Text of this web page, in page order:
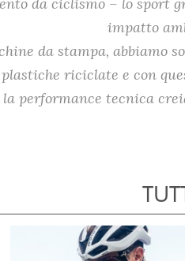
impatto
da stampa,
riciclate e con
performance tecnica